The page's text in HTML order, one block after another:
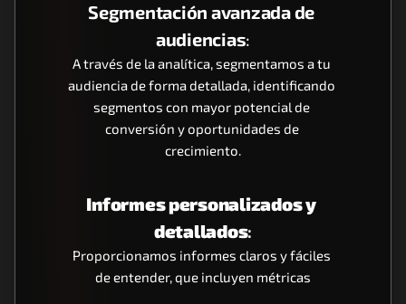
Segmentación avanzada de
audiencias:
A través de la analítica, segmentamos a tu
audiencia de forma detallada, identificando
segmentos con mayor potencial de
conversión y oportunidades de
crecimiento.
Informes personalizados y
detallados:
Proporcionamos informes claros y fáciles
de entender, que incluyen métricas